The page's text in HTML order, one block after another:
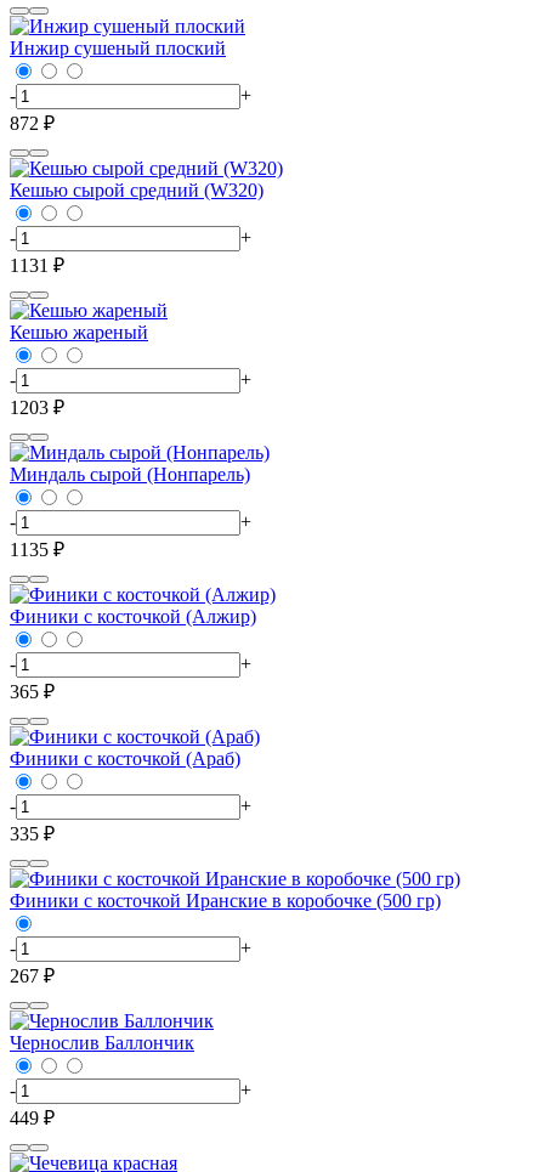
Инжир сушеный плоский
-
+
872 ₽
Кешью сырой средний (W320)
-
+
1131 ₽
Кешью жареный
-
+
1203 ₽
Миндаль сырой (Нонпарель)
-
+
1135 ₽
Финики с косточкой (Алжир)
-
+
365 ₽
Финики с косточкой (Араб)
-
+
335 ₽
Финики с косточкой Иранские в коробочке (500 гр)
-
+
267 ₽
Чернослив Баллончик
-
+
449 ₽